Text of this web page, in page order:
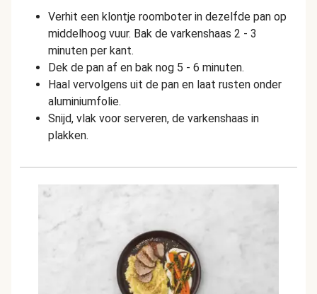
Verhit een klontje roomboter in dezelfde pan op
middelhoog vuur. Bak de varkenshaas 2 - 3
minuten per kant.
Dek de pan af en bak nog 5 - 6 minuten.
Haal vervolgens uit de pan en laat rusten onder
aluminiumfolie.
Snijd, vlak voor serveren, de varkenshaas in
plakken.